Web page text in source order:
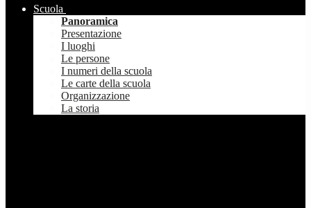
Scuola
Panoramica
Presentazione
I luoghi
Le persone
I numeri della scuola
Le carte della scuola
Organizzazione
La storia